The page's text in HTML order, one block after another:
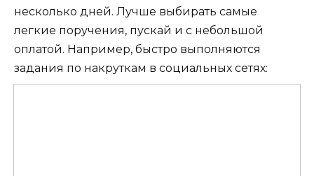
несколько дней. Лучше выбирать самые
легкие поручения, пускай и с небольшой
оплатой. Например, быстро выполняются
задания по накруткам в социальных сетях: